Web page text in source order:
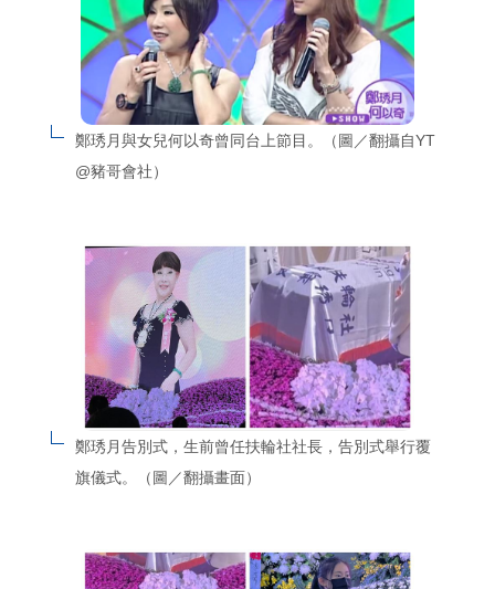
鄭琇月與女兒何以奇曾同台上節目。（圖／翻攝自YT
@豬哥會社）
鄭琇月告別式，生前曾任扶輪社社長，告別式舉行覆
旗儀式。（圖／翻攝畫面）